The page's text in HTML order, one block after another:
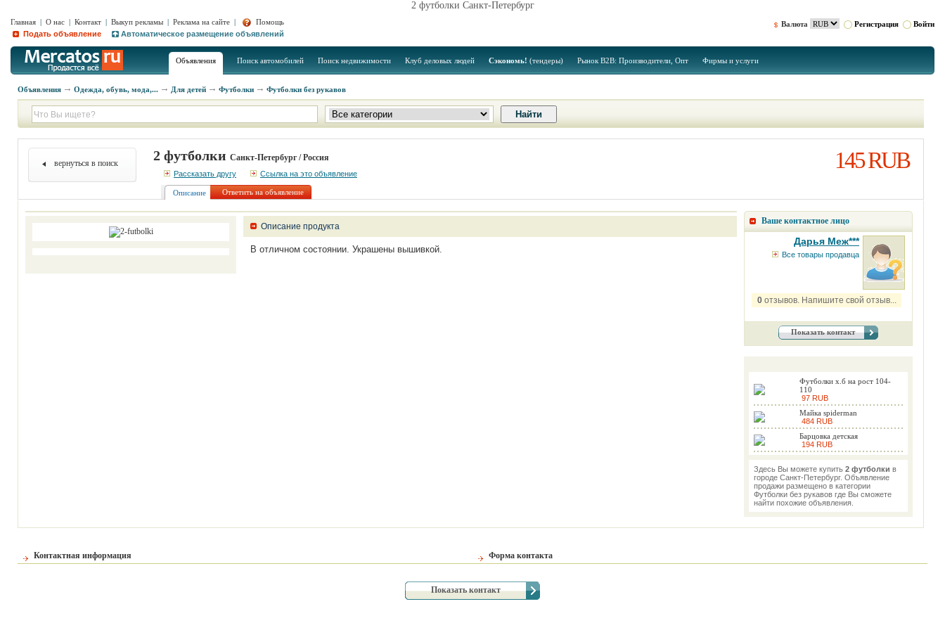
2 футболки Санкт-Петербург
Главная | О нас | Контакт | Выкуп рекламы | Реклама на сайте |
Помощь
Подать объявление
Автоматическое размещение объявлений
Валюта Регистрация Войти
Объявления Поиск автомобилей Поиск недвижимости Клуб деловых людей Сэкономь! (тендеры) Рынок B2B: Производители, Опт Фирмы и услуги
Объявления Одежда, обувь, мода,... Для детей Футболки Футболки без рукавов
вернуться в поиск 2 футболки Санкт-Петербург / Россия
Рассказать другу Ссылка на это объявление
145 RUB
Описание Ответить на объявление
Описание продукта
В отличном состоянии. Украшены вышивкой.
Ваше контактное лицо
Дарья Меж***
Все товары продавца
0отзывов. Напишите свой отзыв...
Показать контакт
Футболки х.б на рост 104-
110
97 RUB
Майка spiderman
484 RUB
Барцовка детская
194 RUB
Здесь Вы можете купить 2 футболки в
городе Санкт-Петербург. Объявление
продажи размещено в категории
Футболки без рукавов где Вы сможете
найти похожие объявления.
Контактная информация Форма контакта
Показать контакт